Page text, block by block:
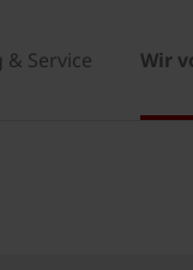
& Service Wir